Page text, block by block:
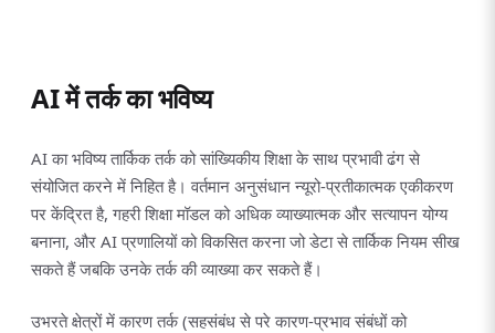
AI में तर्क का भविष्य
AI का भविष्य तार्किक तर्क को सांख्यिकीय शिक्षा के साथ प्रभावी ढंग से
संयोजित करने में निहित है। वर्तमान अनुसंधान न्यूरो-प्रतीकात्मक एकीकरण
पर केंद्रित है, गहरी शिक्षा मॉडल को अधिक व्याख्यात्मक और सत्यापन योग्य
बनाना, और AI प्रणालियों को विकसित करना जो डेटा से तार्किक नियम सीख
सकते हैं जबकि उनके तर्क की व्याख्या कर सकते हैं।
उभरते क्षेत्रों में कारण तर्क (सहसंबंध से परे कारण-प्रभाव संबंधों को